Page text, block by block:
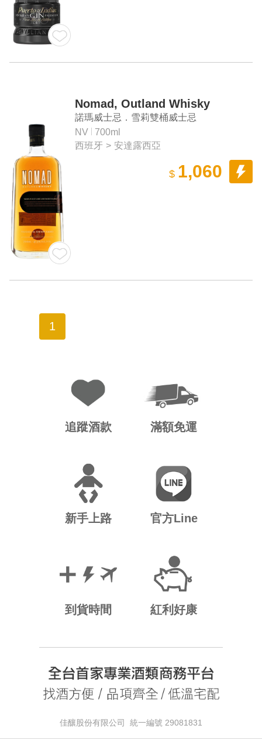
Nomad, Outland Whisky
諾瑪威士忌．雪莉雙桶威士忌
NV
700ml
西班牙 > 安達露西亞
$ 1,060
1
追蹤酒款 滿額免運
新手上路 官方Line
到貨時間 紅利好康
佳釀股份有限公司 統一編號 29081831